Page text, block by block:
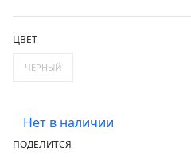
ЦВЕТ
ЧЕРНЫЙ
Нет в наличии
ПОДЕЛИТСЯ